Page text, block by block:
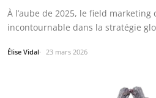
À l’aube de 2025, le field
incontournable dans la stratégie
Élise Vidal 23 mars 2026